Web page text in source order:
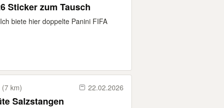
Sticker zum Tausch
biete hier doppelte Panini FIFA
km) 22.02.2026
Salzstangen